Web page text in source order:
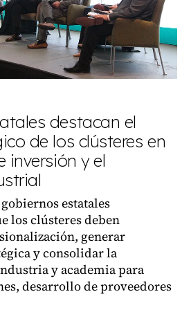
destacan el
de los clústeres en
inversión y el
estatales
los clústeres deben
generar
y consolidar la
y academia para
desarrollo de proveedores